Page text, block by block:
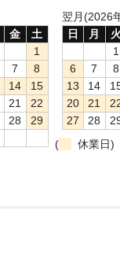
金
土
1
7
8
14
15
21
22
28
29
翌月(2026
日
月 火
1
6
7 8
13
14
20
21
27
28
(
休業日)